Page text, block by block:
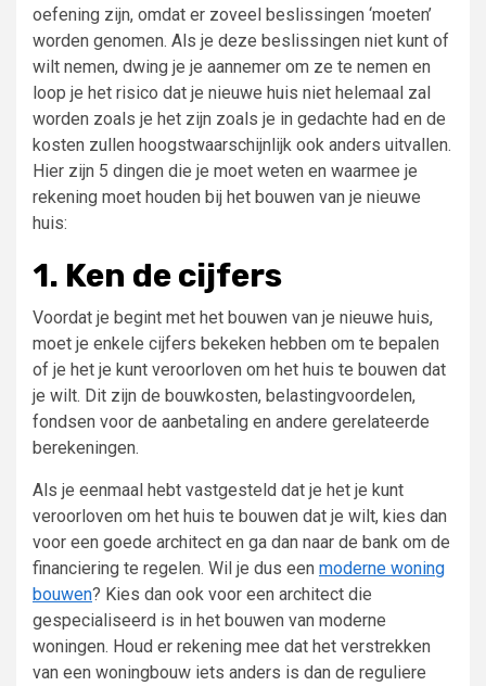
oefening zijn, omdat er zoveel beslissingen ‘moeten’
worden genomen. Als je deze beslissingen niet kunt of
wilt nemen, dwing je je aannemer om ze te nemen en
loop je het risico dat je nieuwe huis niet helemaal zal
worden zoals je het zijn zoals je in gedachte had en de
kosten zullen hoogstwaarschijnlijk ook anders uitvallen.
Hier zijn 5 dingen die je moet weten en waarmee je
rekening moet houden bij het bouwen van je nieuwe
huis:
1. Ken de cijfers
Voordat je begint met het bouwen van je nieuwe huis,
moet je enkele cijfers bekeken hebben om te bepalen
of je het je kunt veroorloven om het huis te bouwen dat
je wilt. Dit zijn de bouwkosten, belastingvoordelen,
fondsen voor de aanbetaling en andere gerelateerde
berekeningen.
Als je eenmaal hebt vastgesteld dat je het je kunt
veroorloven om het huis te bouwen dat je wilt, kies dan
voor een goede architect en ga dan naar de bank om de
financiering te regelen. Wil je dus een moderne woning
bouwen? Kies dan ook voor een architect die
gespecialiseerd is in het bouwen van moderne
woningen. Houd er rekening mee dat het verstrekken
van een woningbouw iets anders is dan de reguliere